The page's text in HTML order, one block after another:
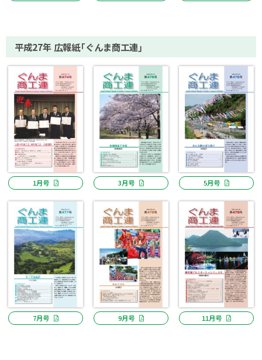
平成27年 広報紙「ぐんま商工連」
1月号 3月号 5月号
7月号 9月号 11月号